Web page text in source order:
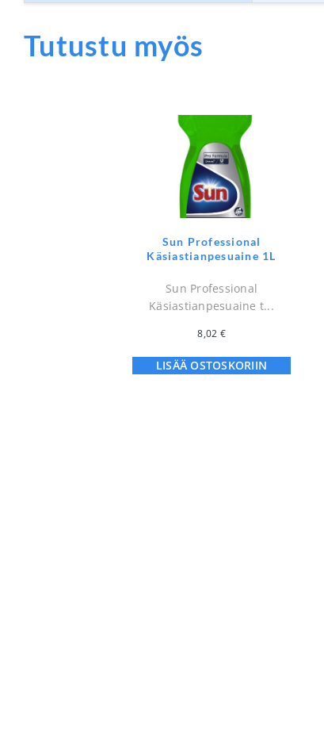
Tutustu myös
Sun Professional
Käsiastianpesuaine 1L
Sun Professional
Käsiastianpesuaine t...
8,02 €
LISÄÄ OSTOSKORIIN